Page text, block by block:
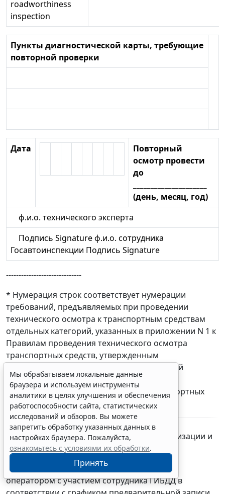
roadworthiness
inspection
Пункты диагностической карты, требующие
повторной проверки
Дата
Повторный
осмотр провести
до
(день, месяц, год)
ф.и.о. технического эксперта
Подпись Signature ф.и.о. сотрудника
Госавтоинспекции Подпись Signature
------------------------------
* Нумерация строк соответствует нумерации
требований, предъявляемых при проведении
технического осмотра к транспортным средствам
отдельных категорий, указанных в приложении N 1 к
Правилам проведения технического осмотра
транспортных средств, утвержденным
постановлением Правительства Российской
Федерации от 5 декабря 2011 г. N 1008 "О
проведении технического осмотра транспортных
средств".
Обзор документа
Правительство определило порядок организации и
проведения техосмотра автобусов.
Техосмотр проводится аккредитованным
оператором с участием сотрудника ГИБДД в
Мы обрабатываем локальные данные
браузера и используем инструменты
аналитики в целях улучшения и обеспечения
работоспособности сайта, статистических
исследований и обзоров. Вы можете
запретить обработку указанных данных в
настройках браузера. Пожалуйста,
ознакомьтесь с условиями их обработки
Принять
Erid: 4CQwVszH9pWwojUA9Q3 Реклама
Получите полный доступ к системе
ГАРАНТ бесплатно на 3 дня!
Получить доступ